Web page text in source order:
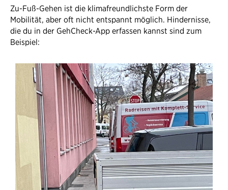
Zu-Fuß-Gehen ist die klimafreundlichste Form der
Mobilität, aber oft nicht entspannt möglich. Hindernisse,
die du in der GehCheck-App erfassen kannst sind zum
Beispiel: